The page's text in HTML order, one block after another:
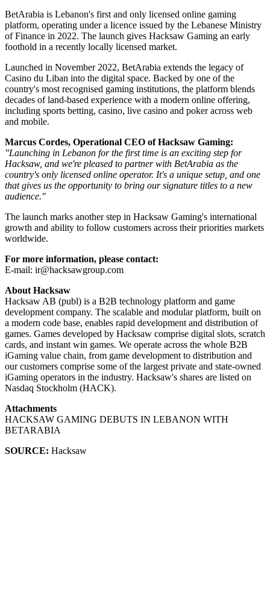
BetArabia is Lebanon's first and only licensed online gaming
platform, operating under a licence issued by the Lebanese Ministry
of Finance in 2022. The launch gives Hacksaw Gaming an early
foothold in a recently locally licensed market.
Launched in November 2022, BetArabia extends the legacy of
Casino du Liban into the digital space. Backed by one of the
country's most recognised gaming institutions, the platform blends
decades of land-based experience with a modern online offering,
including sports betting, casino, live casino and poker across web
and mobile.
Marcus Cordes, Operational CEO of Hacksaw Gaming:
"Launching in Lebanon for the first time is an exciting step for
Hacksaw, and we're pleased to partner with BetArabia as the
country's only licensed online operator. It's a unique setup, and one
that gives us the opportunity to bring our signature titles to a new
audience."
The launch marks another step in Hacksaw Gaming's international
growth and ability to follow customers across their priorities markets
worldwide.
For more information, please contact:
E-mail: ir@hacksawgroup.com
About Hacksaw
Hacksaw AB (publ) is a B2B technology platform and game
development company. The scalable and modular platform, built on
a modern code base, enables rapid development and distribution of
games. Games developed by Hacksaw comprise digital slots, scratch
cards, and instant win games. We operate across the whole B2B
iGaming value chain, from game development to distribution and
our customers comprise some of the largest private and state-owned
iGaming operators in the industry. Hacksaw's shares are listed on
Nasdaq Stockholm (HACK).
Attachments
HACKSAW GAMING DEBUTS IN LEBANON WITH
BETARABIA
SOURCE: Hacksaw